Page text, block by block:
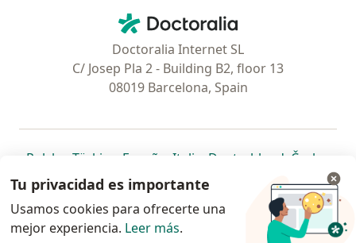
Doctoralia - Página de inicio
Doctoralia Internet SL
C/ Josep Pla 2 - Building B2, floor 13
08019 Barcelona, Spain
Polska se abre en una nueva pestaña
Türkiye se abre en una nueva pestaña
España se abre en una nueva pestaña
Italia se abre en una nueva
Deutschlandse abre en
Česko
Portugal
se abre en una nueva pestaña
México se abre en una nueva pestaña
Chile se abre en una nueva pestaña
Brasil se abre en una nueva
se abre en
se
se abre en una nueva
www.doctoralia.pe © 2026 - Encuentra tu
Tu privacidad es importante
Usamos cookies para ofrecerte una
mejor experiencia. Leer más.